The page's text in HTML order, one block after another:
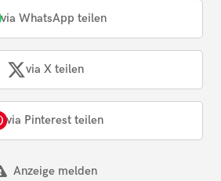
via WhatsApp teilen
via X teilen
via Pinterest teilen
Anzeige melden